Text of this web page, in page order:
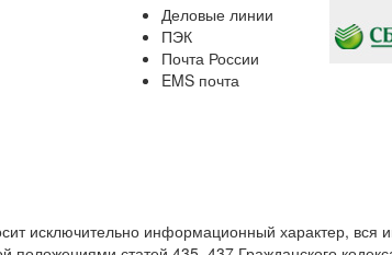
Деловые линии
ПЭК
Почта России
EMS почта
исключительно информационный характер, вся